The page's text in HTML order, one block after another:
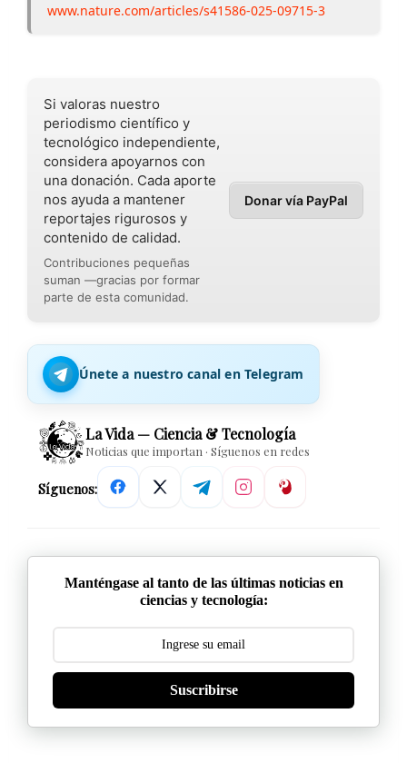
www.nature.com/articles/s41586-025-09715-3
Si valoras nuestro
periodismo científico y
tecnológico independiente,
considera apoyarnos con
una donación. Cada aporte
nos ayuda a mantener
reportajes rigurosos y
contenido de calidad.
Contribuciones pequeñas
suman —gracias por formar
parte de esta comunidad.
Donar vía PayPal
Únete a nuestro canal en Telegram
La Vida — Ciencia & Tecnología
Noticias que importan · Síguenos en redes
Síguenos:
Manténgase al tanto de las últimas noticias en
ciencias y tecnología:
Suscribirse